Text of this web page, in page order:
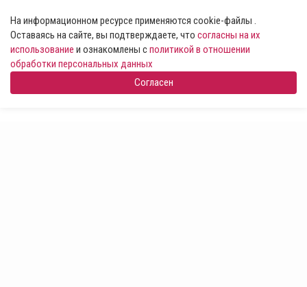
На информационном ресурсе применяются cookie-файлы .
Оставаясь на сайте, вы подтверждаете, что согласны на их
использование и ознакомлены сполитикой в отношении
обработки персональных данных
Согласен